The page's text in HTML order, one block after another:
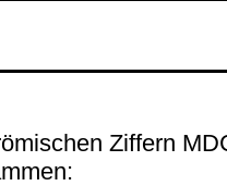
Ziffern